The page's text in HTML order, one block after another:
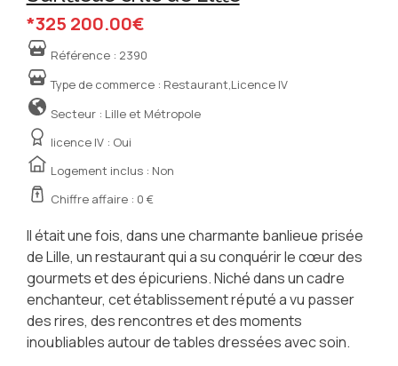
*325 200.00€
Référence : 2390
Type de commerce : Restaurant,Licence IV
Secteur : Lille et Métropole
licence IV : Oui
Logement inclus : Non
Chiffre affaire : 0 €
Il était une fois, dans une charmante banlieue prisée
de Lille, un restaurant qui a su conquérir le cœur des
gourmets et des épicuriens. Niché dans un cadre
enchanteur, cet établissement réputé a vu passer
des rires, des rencontres et des moments
inoubliables autour de tables dressées avec soin.